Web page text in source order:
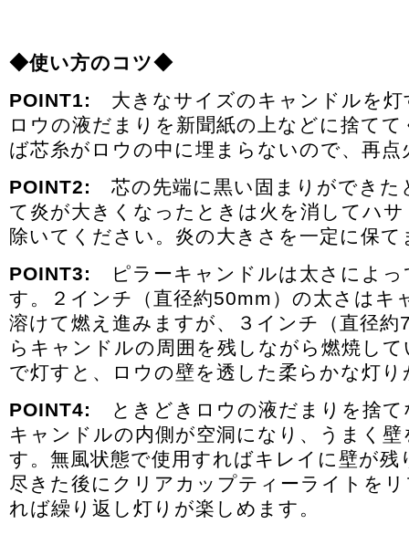
◆使い方のコツ◆
POINT1:
大きなサイズのキャンドルを灯
ロウの液だまりを新聞紙の上などに捨て
ば芯糸がロウの中に埋まらないので、再
POINT2:
芯の先端に黒い固まりができた
て炎が大きくなったときは火を消してハ
除いてください。炎の大きさを一定に保て
POINT3:
ピラーキャンドルは太さによっ
す。２インチ（直径約50mm）の太さはキ
溶けて燃え進みますが、３インチ（直径約
らキャンドルの周囲を残しながら燃焼し
で灯すと、ロウの壁を透した柔らかな灯
POINT4:
ときどきロウの液だまりを捨て
キャンドルの内側が空洞になり、うまく
す。無風状態で使用すればキレイに壁が
尽きた後にクリアカップティーライトを
れば繰り返し灯りが楽しめます。